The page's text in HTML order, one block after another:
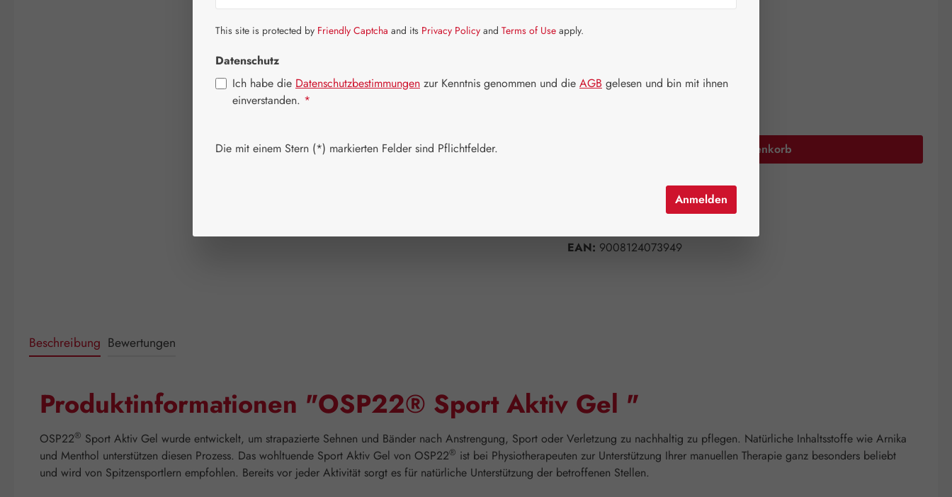
Artikel auf Lager.
100 ml
In den Warenkorb
Zum Merkzettel hinzufügen
14028775
EAN: 9008124073949
Beschreibung Bewertungen
Produktinformationen "OSP22® Sport Aktiv Gel "
OSP22® Sport Aktiv Gel wurde entwickelt, um strapazierte Sehnen und Bänder nach Anstrengung, Sport oder Verletzung zu nachhaltig zu pflegen. Natürliche Inhaltsstoffe wie Arnika
und Menthol unterstützen diesen Prozess. Das wohltuende Sport Aktiv Gel von OSP22® ist bei Physiotherapeuten zur Unterstützung Ihrer manuellen Therapie ganz besonders beliebt
und wird von Spitzensportlern empfohlen. Bereits vor jeder Aktivität sorgt es für natürliche Unterstützung der betroffenen Stellen.
This site is protected by Friendly Captcha and its Privacy Policy and Terms of Use apply.
Datenschutz
Ich habe die Datenschutzbestimmungen zur Kenntnis genommen und die AGB gelesen und bin mit ihnen
einverstanden. *
Die mit einem Stern (*) markierten Felder sind Pflichtfelder.
Anmelden